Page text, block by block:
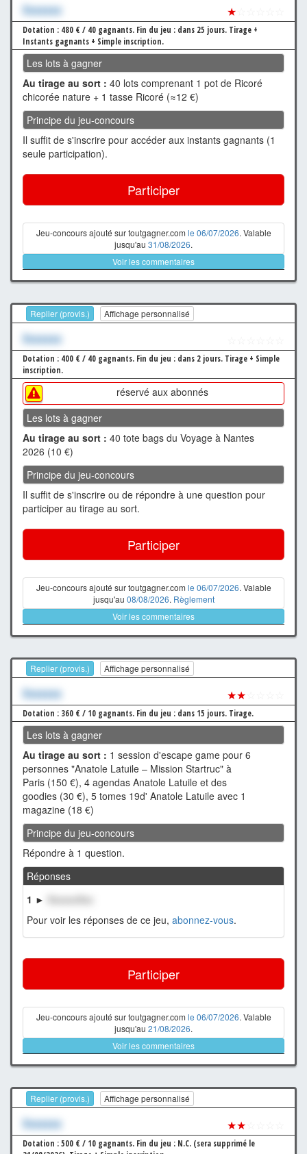
Xxxxxxx ★
Dotation : 480 € / 40 gagnants. Fin du jeu : dans 25 jours. Tirage +
Instants gagnants + Simple inscription.
Les lots à gagner
Au tirage au sort : 40 lots comprenant 1 pot de Ricoré
chicorée nature + 1 tasse Ricoré (≈12 €)
Principe du jeu-concours
Il suffit de s'inscrire pour accéder aux instants gagnants (1
seule participation).
Participer
Jeu-concours ajouté sur toutgagner.com le 06/07/2026. Valable
jusqu'au 31/08/2026.
Voir les commentaires
Replier (provis.) Affichage personnalisé
Xxxxxxx
Dotation : 400 € / 40 gagnants. Fin du jeu : dans 2 jours. Tirage + Simple
inscription.
réservé aux abonnés
Les lots à gagner
Au tirage au sort : 40 tote bags du Voyage à Nantes
2026 (10 €)
Principe du jeu-concours
Il suffit de s'inscrire ou de répondre à une question pour
participer au tirage au sort.
Participer
Jeu-concours ajouté sur toutgagner.com le 06/07/2026. Valable
jusqu'au 08/08/2026. Règlement
Voir les commentaires
Replier (provis.) Affichage personnalisé
Xxxxxxx ★★
Dotation : 360 € / 10 gagnants. Fin du jeu : dans 15 jours. Tirage.
Les lots à gagner
Au tirage au sort : 1 session d'escape game pour 6
personnes "Anatole Latuile – Mission Startruc" à
Paris (150 €), 4 agendas Anatole Latuile et des
goodies (30 €), 5 tomes 19d' Anatole Latuile avec 1
magazine (18 €)
Principe du jeu-concours
Répondre à 1 question.
Réponses
1 ►
Pour voir les réponses de ce jeu, abonnez-vous.
Participer
Jeu-concours ajouté sur toutgagner.com le 06/07/2026. Valable
jusqu'au 21/08/2026.
Voir les commentaires
Replier (provis.) Affichage personnalisé
Xxxxxxx ★★
Dotation : 500 € / 10 gagnants. Fin du jeu : N.C. (sera supprimé le